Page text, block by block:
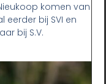
komen van
eerder bij SVI en
bij S.V.